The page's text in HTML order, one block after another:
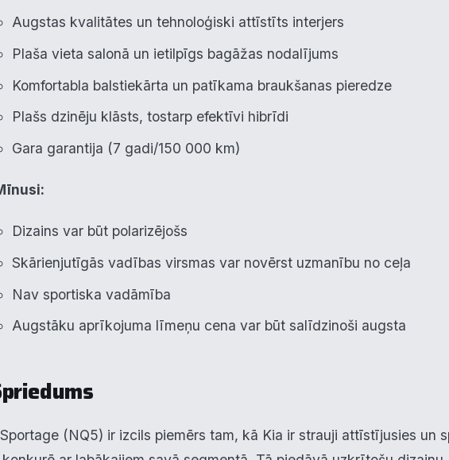
Augstas kvalitātes un tehnoloģiski attīstīts interjers
Plaša vieta salonā un ietilpīgs bagāžas nodalījums
Komfortabla balstiekārta un patīkama braukšanas pieredze
Plašs dzinēju klāsts, tostarp efektīvi hibrīdi
Gara garantija (7 gadi/150 000 km)
Dizains var būt polarizējošs
Skārienjutīgās vadības virsmas var novērst uzmanību no ceļa
Nav sportiska vadāmība
Augstāku aprīkojuma līmeņu cena var būt salīdzinoši augsta
(NQ5) ir izcils piemērs tam, kā Kia ir strauji attīstījusies un